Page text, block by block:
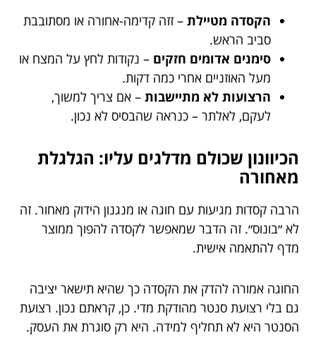
הקסדה מטיילת – זזה קדימה-אחורה או מסתובבת
סביב הראש.
סימנים אדומים חזקים – נקודות לחץ על המצח או
מעל האוזניים אחרי כמה דקות.
הרצועות לא מתיישבות – אם צריך למשוך,
לעקם, לאלתר – כנראה שהבסיס לא נכון.
הכיוונון שכולם מדלגים עליו: הגלגלת
מאחורה
הרבה קסדות מגיעות עם חוגה או מנגנון הידוק מאחור. זה
לא ״בונוס״. זה הדבר שמאפשר לקסדה להפוך ממוצר
מדף להתאמה אישית.
החוגה אמורה להדק את הקסדה כך שהיא תישאר יציבה
גם בלי רצועת סנטר מהודקת מדי. כן, קראתם נכון. רצועת
הסנטר היא לא תחליף למידה. היא רק סוגרת את העסק.